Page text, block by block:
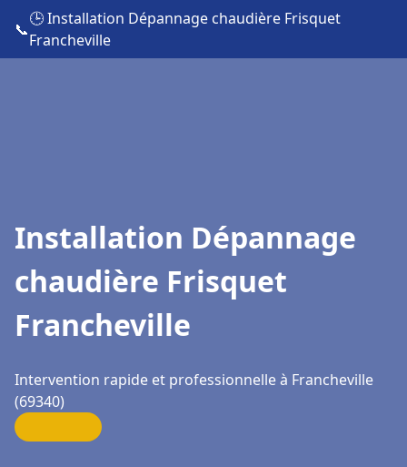
📞
🕒 Installation Dépannage chaudière Frisquet
Francheville
Installation Dépannage
chaudière Frisquet
Francheville
Intervention rapide et professionnelle à Francheville
(69340)